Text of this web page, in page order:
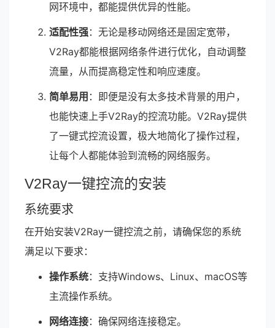
网环境中，都能提供优异的性能。
适配性强：无论是移动网络还是固定宽带，
V2Ray都能根据网络条件进行优化，自动调整
流量，从而提高稳定性和响应速度。
简单易用 ：即便是没有太多技术背景的用户，
也能快速上手V2Ray的控流功能。V2Ray提供
了一键式控流设置，极大地简化了操作过程，
让每个人都能体验到流畅的网络服务。
V2Ray一键控流的安装
系统要求
在开始安装V2Ray一键控流之前，请确保您的系统
满足以下要求：
操作系统：支持Windows、Linux、macOS等
主流操作系统。
网络连接：确保网络连接稳定。